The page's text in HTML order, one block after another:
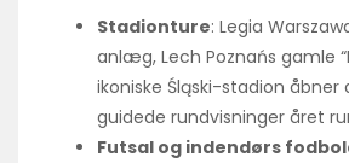
Stadionture: Legia
anlæg, Lech Poznańs gamle
ikoniske Śląski-stadion åbner
guidede rundvisninger året
Futsal og indendørs